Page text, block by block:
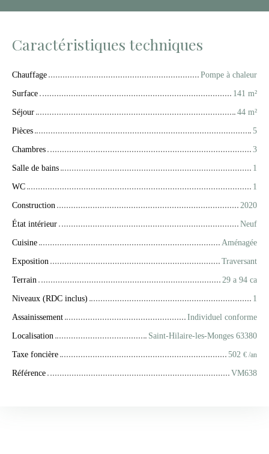
Caractéristiques techniques
Chauffage
Pompe à chaleur
Surface
141 m²
Séjour
44 m²
Pièces
5
Chambres
3
Salle de bains
1
WC
1
Construction
2020
État intérieur
Neuf
Cuisine
Aménagée
Exposition
Traversant
Terrain
29 a 94 ca
Niveaux (RDC inclus)
1
Assainissement
Individuel conforme
Localisation
Saint-Hilaire-les-Monges 63380
Taxe foncière
502 € /an
Référence VM638